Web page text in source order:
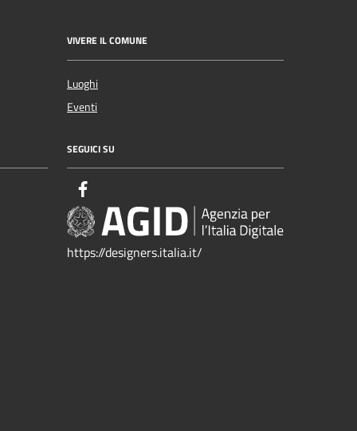
VIVERE IL COMUNE
Luoghi
Eventi
SEGUICI SU
https://designers.italia.it/